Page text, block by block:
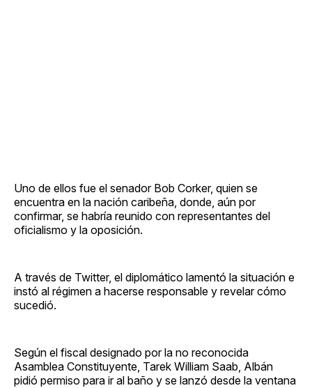
Uno de ellos fue el senador Bob Corker, quien se
encuentra en la nación caribeña, donde, aún por
confirmar, se habría reunido con representantes del
oficialismo y la oposición.
A través de Twitter, el diplomático lamentó la situación e
instó al régimen a hacerse responsable y revelar cómo
sucedió.
Según el fiscal designado por la no reconocida
Asamblea Constituyente, Tarek William Saab, Albán
pidió permiso para ir al baño y se lanzó desde la ventana